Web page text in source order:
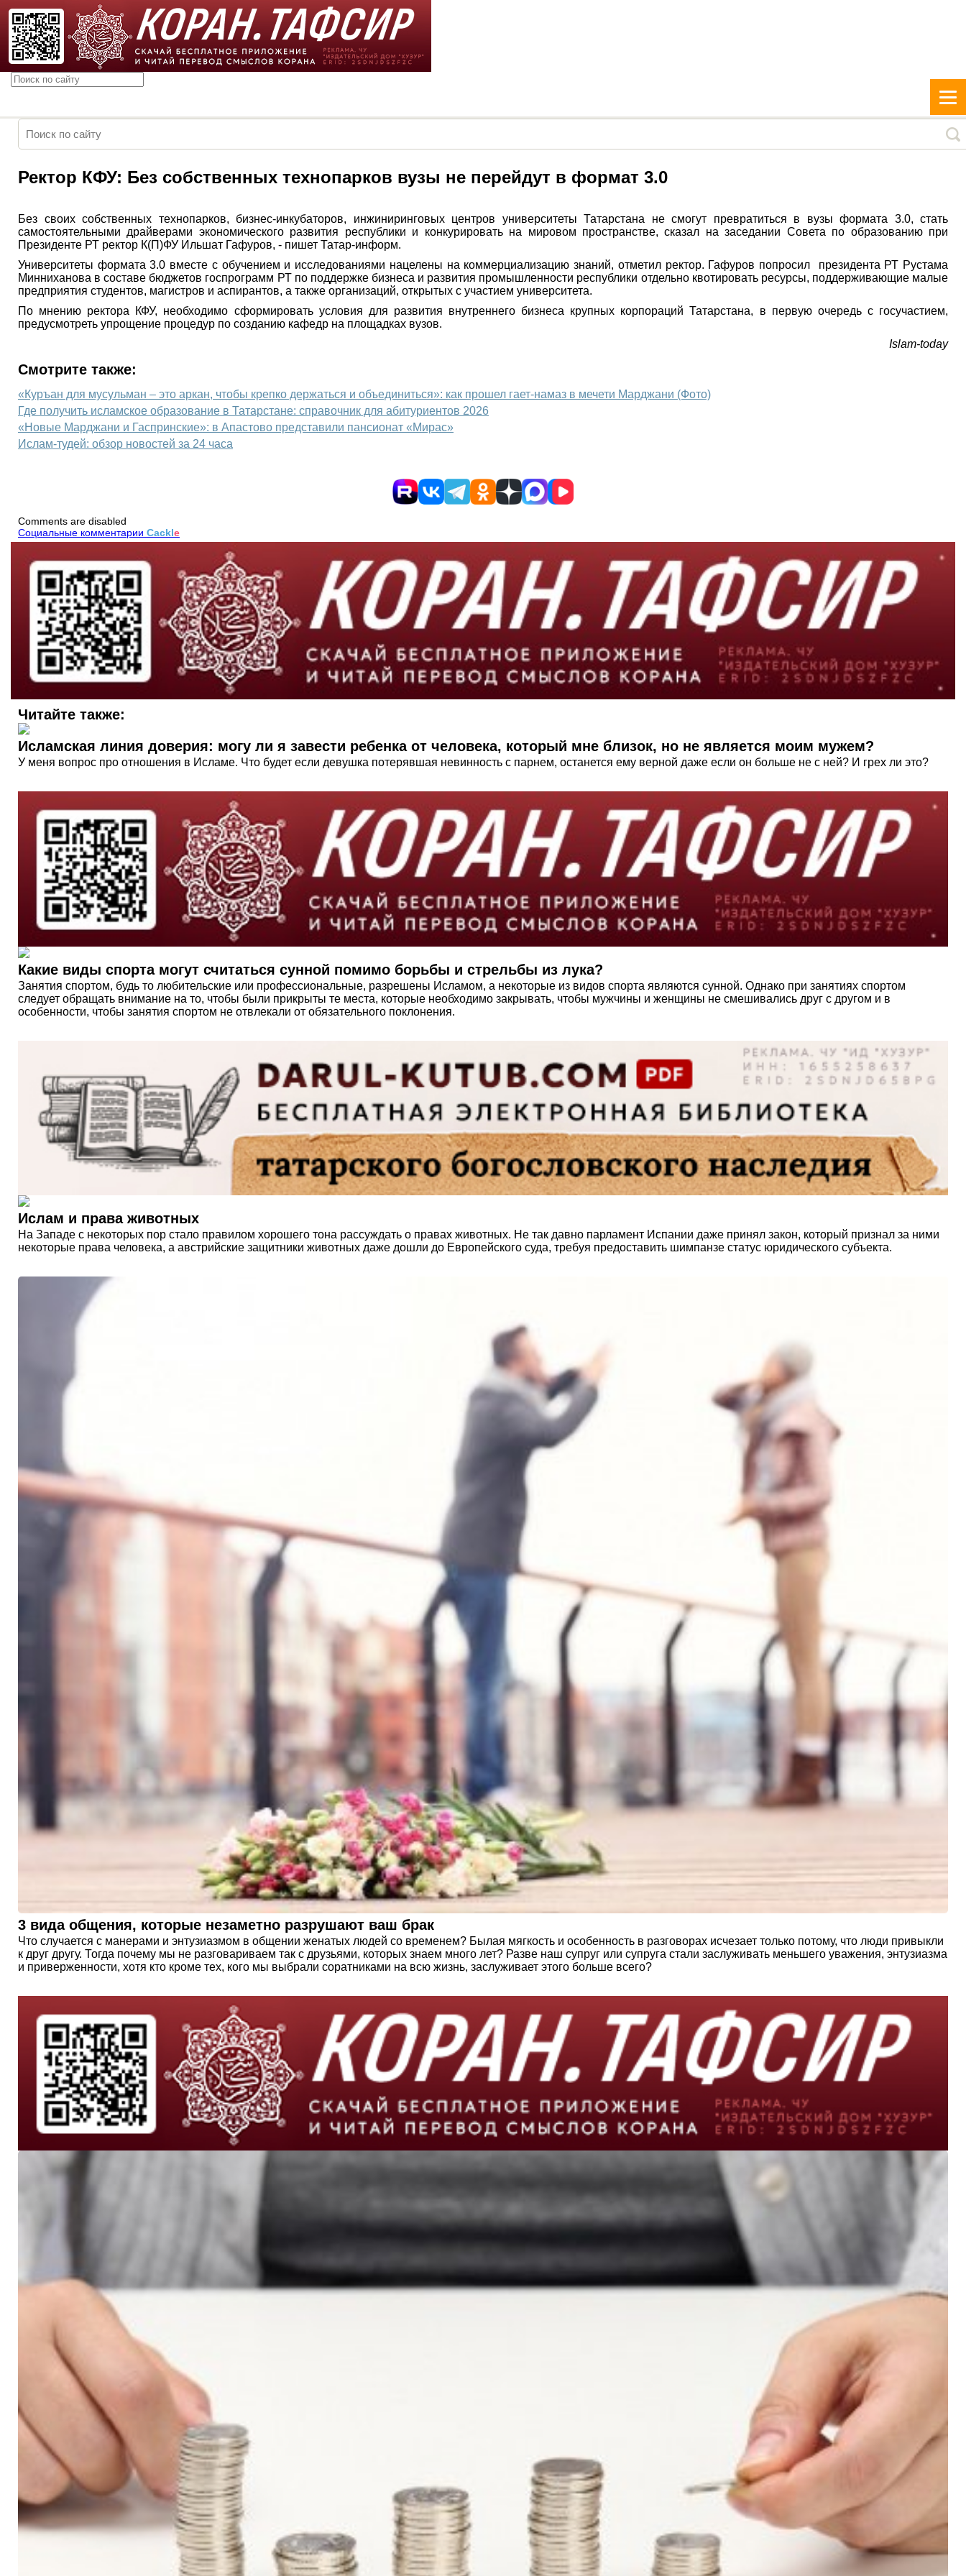
Ректор КФУ: Без собственных технопарков вузы не перейдут в формат 3.0
Без своих собственных технопарков, бизнес-инкубаторов, инжиниринговых центров университеты Татарстана не смогут превратиться в вузы формата 3.0, стать
самостоятельными драйверами экономического развития республики и конкурировать на мировом пространстве, сказал на заседании Совета по образованию при
Президенте РТ ректор К(П)ФУ Ильшат Гафуров, - пишет Татар-информ.
Университеты формата 3.0 вместе с обучением и исследованиями нацелены на коммерциализацию знаний, отметил ректор. Гафуров попросил президента РТ Рустама
Минниханова в составе бюджетов госпрограмм РТ по поддержке бизнеса и развития промышленности республики отдельно квотировать ресурсы, поддерживающие малые
предприятия студентов, магистров и аспирантов, а также организаций, открытых с участием университета.
По мнению ректора КФУ, необходимо сформировать условия для развития внутреннего бизнеса крупных корпораций Татарстана, в первую очередь с госучастием,
предусмотреть упрощение процедур по созданию кафедр на площадках вузов.
Islam-today
Смотрите также:
«Куръан для мусульман – это аркан, чтобы крепко держаться и объединиться»: как прошел гает-намаз в мечети Марджани (Фото)
Где получить исламское образование в Татарстане: справочник для абитуриентов 2026
«Новые Марджани и Гаспринские»: в Апастово представили пансионат «Мирас»
Ислам-тудей: обзор новостей за 24 часа
Comments are disabled
Социальные комментарии Cackle
Читайте также:
Исламская линия доверия: могу ли я завести ребенка от человека, который мне близок, но не является моим мужем?
У меня вопрос про отношения в Исламе. Что будет если девушка потерявшая невинность с парнем, останется ему верной даже если он больше не с ней? И грех ли это?
Какие виды спорта могут считаться сунной помимо борьбы и стрельбы из лука?
Занятия спортом, будь то любительские или профессиональные, разрешены Исламом, а некоторые из видов спорта являются сунной. Однако при занятиях спортом
следует обращать внимание на то, чтобы были прикрыты те места, которые необходимо закрывать, чтобы мужчины и женщины не смешивались друг с другом и в
особенности, чтобы занятия спортом не отвлекали от обязательного поклонения.
Ислам и права животных
На Западе с некоторых пор стало правилом хорошего тона рассуждать о правах животных. Не так давно парламент Испании даже принял закон, который признал за ними
некоторые права человека, а австрийские защитники животных даже дошли до Европейского суда, требуя предоставить шимпанзе статус юридического субъекта.
3 вида общения, которые незаметно разрушают ваш брак
Что случается с манерами и энтузиазмом в общении женатых людей со временем? Былая мягкость и особенность в разговорах исчезает только потому, что люди привыкли
к друг другу. Тогда почему мы не разговариваем так с друзьями, которых знаем много лет? Разве наш супруг или супруга стали заслуживать меньшего уважения, энтузиазма
и приверженности, хотя кто кроме тех, кого мы выбрали соратниками на всю жизнь, заслуживает этого больше всего?